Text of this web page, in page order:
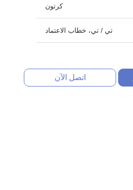
كرتون
تي / تي، خطاب الاعتماد
اتصل الآن